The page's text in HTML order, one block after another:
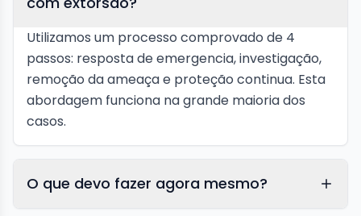
Utilizamos um processo comprovado de 4
passos: resposta de emergencia, investigação,
remoção da ameaça e proteção continua. Esta
abordagem funciona na grande maioria dos
casos.
O que devo fazer agora mesmo?